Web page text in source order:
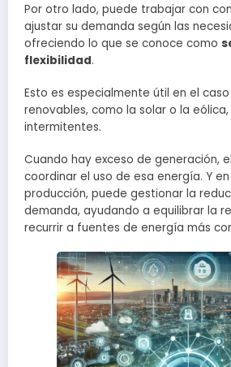
Por otro lado, puede trabajar con
ajustar su demanda según las
ofreciendo lo que se conoce como
flexibilidad.
Esto es especialmente útil en el
renovables, como la solar o la eólica,
intermitentes.
Cuando hay exceso de generación,
coordinar el uso de esa energía. Y
producción, puede gestionar la
demanda, ayudando a equilibrar la
recurrir a fuentes de energía más